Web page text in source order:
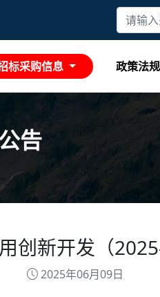
标采购信息 政策法规
告
创新开发（
2025年06月09日